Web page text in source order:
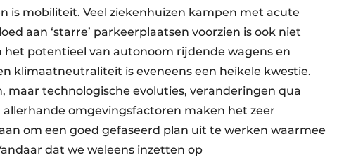
is mobiliteit. Veel ziekenhuizen kampen met acute
aan ‘starre’ parkeerplaatsen voorzien is ook niet
het potentieel van autonoom rijdende wagens en
klimaatneutraliteit is eveneens een heikele kwestie.
maar technologische evoluties, veranderingen qua
omgevingsfactoren maken het zeer
om een goed gefaseerd plan uit te werken waarmee
dat we weleens inzetten op